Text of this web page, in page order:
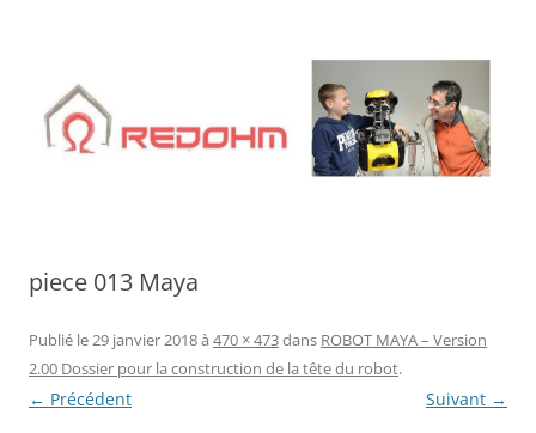
piece 013 Maya
Publié le 29 janvier 2018à 470 × 473dans ROBOT MAYA – Version
2.00 Dossier pour la construction de la tête du robot.
← Précédent Suivant →